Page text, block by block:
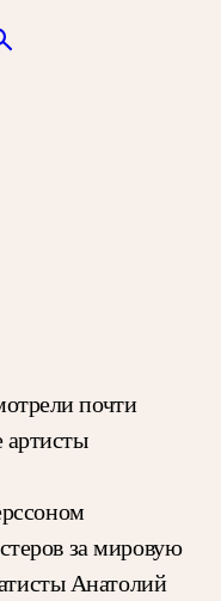
почти
за мировую
Анатолий